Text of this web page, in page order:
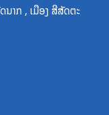
ນາກ , ເມືອງ ສີສັດຕະ